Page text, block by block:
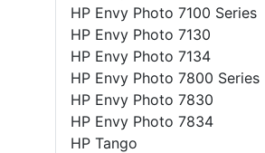
HP Envy Photo 7100 Series
HP Envy Photo 7130
HP Envy Photo 7134
HP Envy Photo 7800 Series
HP Envy Photo 7830
HP Envy Photo 7834
HP Tango